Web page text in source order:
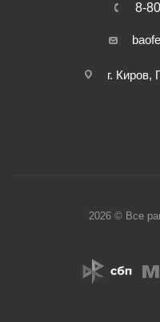
8-
г. Киров,
2026 © Все